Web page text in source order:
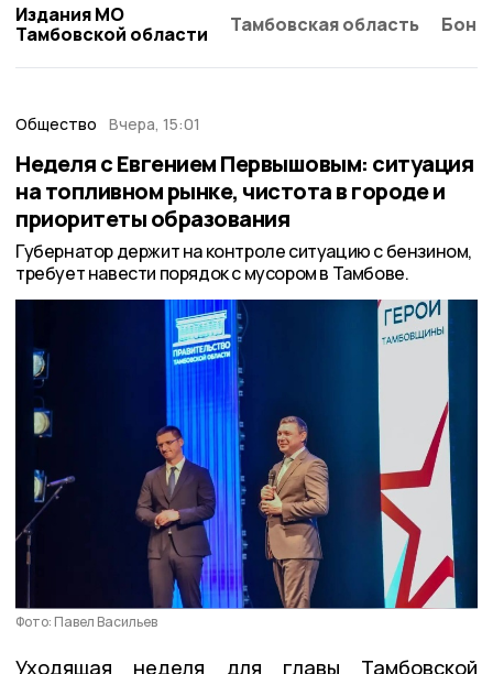
Издания МО
Тамбовской области
Тамбовская область
Общество Вчера, 15:01
Неделя с Евгением Первышовым: ситуация
на топливном рынке, чистота в городе и
приоритеты образования
Губернатор держит на контроле ситуацию с бензином,
требует навести порядок с мусором в Тамбове.
Фото: Павел Васильев
Уходящая неделя для главы Тамбовской